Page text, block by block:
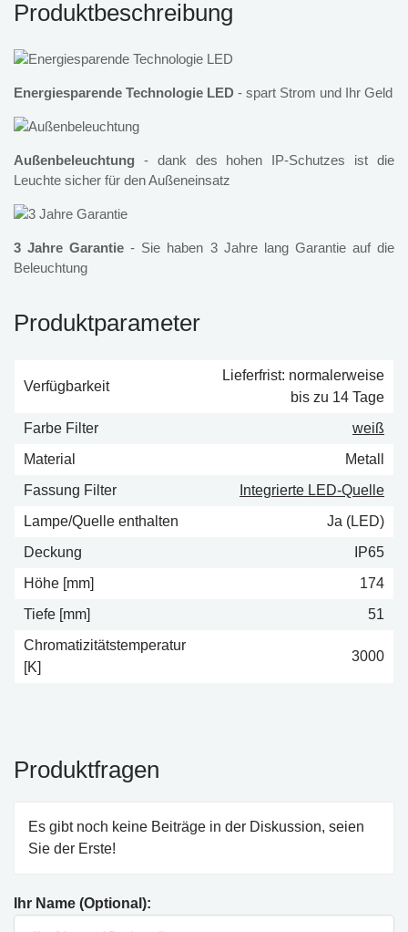
Produktbeschreibung
Energiesparende Technologie LED - spart Strom und Ihr Geld
Außenbeleuchtung - dank des hohen IP-Schutzes ist die
Leuchte sicher für den Außeneinsatz
3 Jahre Garantie - Sie haben 3 Jahre lang Garantie auf die
Beleuchtung
Produktparameter
Verfügbarkeit
Lieferfrist: normalerweise
bis zu 14 Tage
Farbe Filter
weiß
Material
Metall
Fassung Filter
Integrierte LED-Quelle
Lampe/Quelle enthalten
Ja (LED)
Deckung
IP65
Höhe [mm]
174
Tiefe [mm]
51
Chromatizitätstemperatur
[K]
3000
Produktfragen
Es gibt noch keine Beiträge in der Diskussion, seien
Sie der Erste!
Ihr Name (Optional):